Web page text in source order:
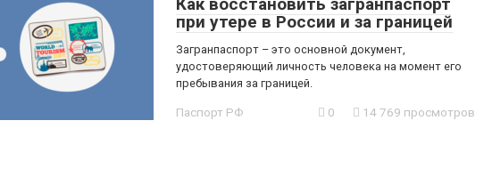
при утере в России и за границей
Загранпаспорт – это основной документ,
удостоверяющий личность человека на момент его
пребывания за границей.
Паспорт РФ 0 14 769 просмотров